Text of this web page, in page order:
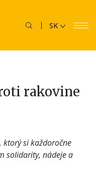
SK
rakovine
, ktorý si každoročne
solidarity, nádeje a